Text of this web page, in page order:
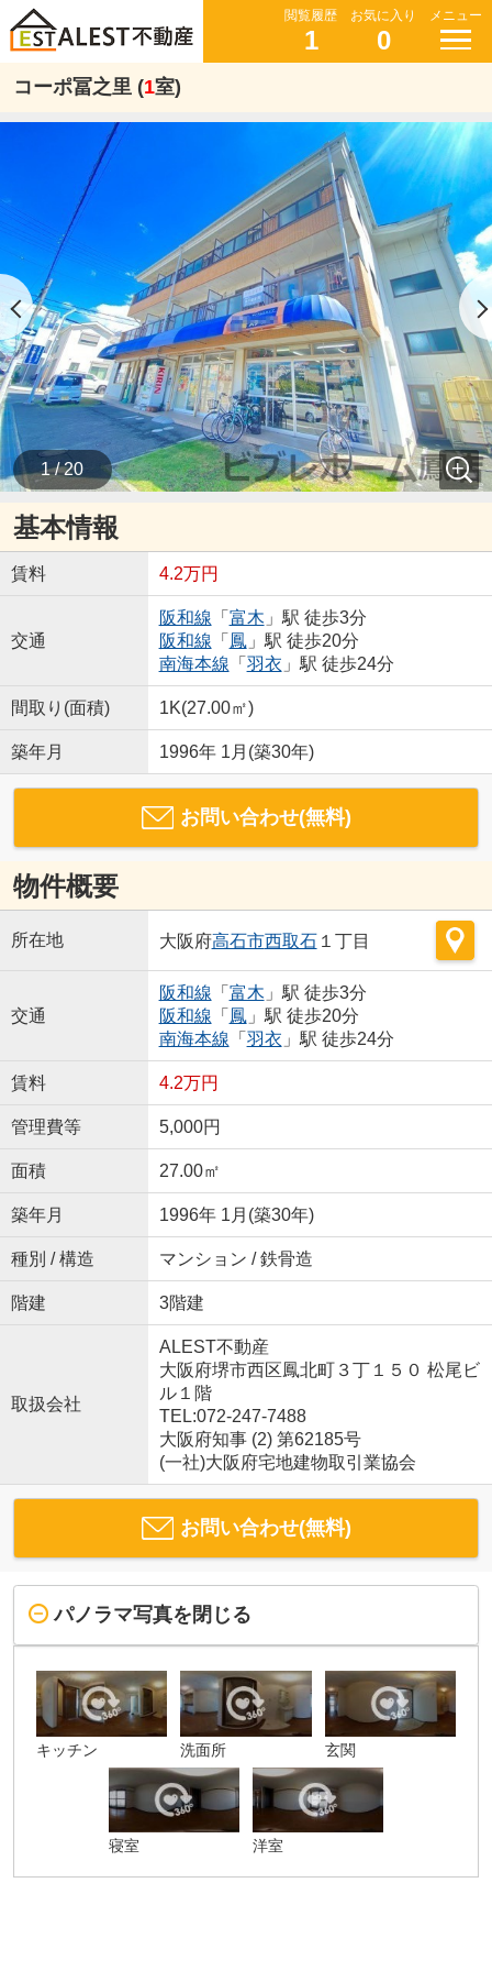
閲覧履歴
1
お気に入り
0
メニュー
コーポ冨之里 (1室)
1 / 20
基本情報
賃料 4.2万円
交通
阪和線 「 富木 」駅 徒歩3分
阪和線 「 鳳」駅 徒歩20分
南海本線 「 羽衣 」駅 徒歩24分
間取り(面積) 1K(27.00㎡)
築年月 1996年 1月(築30年)
お問い合わせ(無料)
物件概要
所在地 大阪府高石市西取石１丁目
交通
阪和線 「 富木 」駅 徒歩3分
阪和線 「 鳳」駅 徒歩20分
南海本線 「 羽衣 」駅 徒歩24分
賃料 4.2万円
管理費等 5,000円
面積 27.00㎡
築年月 1996年 1月(築30年)
種別 / 構造 マンション / 鉄骨造
階建 3階建
取扱会社
ALEST不動産
大阪府堺市西区鳳北町３丁１５０ 松尾ビ
ル１階
TEL:072-247-7488
大阪府知事 (2) 第62185号
(一社)大阪府宅地建物取引業協会
お問い合わせ(無料)
パノラマ写真を閉じる
キッチン 洗面所 玄関
寝室 洋室